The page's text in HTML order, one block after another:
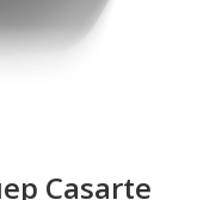
Casarte